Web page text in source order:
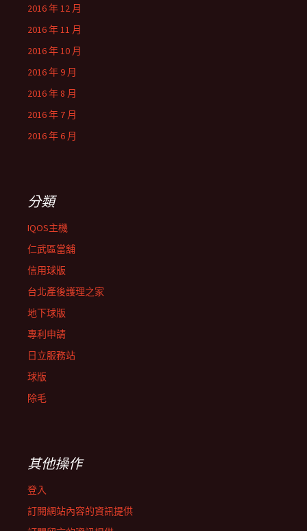
2016 年 12 月
2016 年 11 月
2016 年 10 月
2016 年 9 月
2016 年 8 月
2016 年 7 月
2016 年 6 月
分類
IQOS主機
仁武區當舖
信用球版
台北產後護理之家
地下球版
專利申請
日立服務站
球版
除毛
其他操作
登入
訂閱網站內容的資訊提供